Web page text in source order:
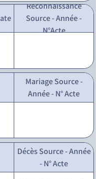
Reconnaissance
Source - Année -
N°Acte
Mariage Source -
Année - N° Acte
Décès Source - Année
- N° Acte